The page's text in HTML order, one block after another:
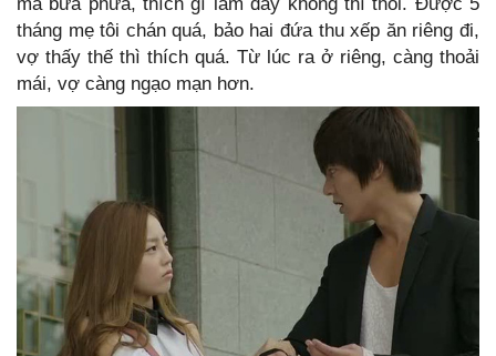
tháng mẹ tôi chán quá, bảo hai đứa thu xếp ăn riêng đi,
vợ thấy thế thì thích quá. Từ lúc ra ở riêng, càng thoải
mái, vợ càng ngạo mạn hơn.